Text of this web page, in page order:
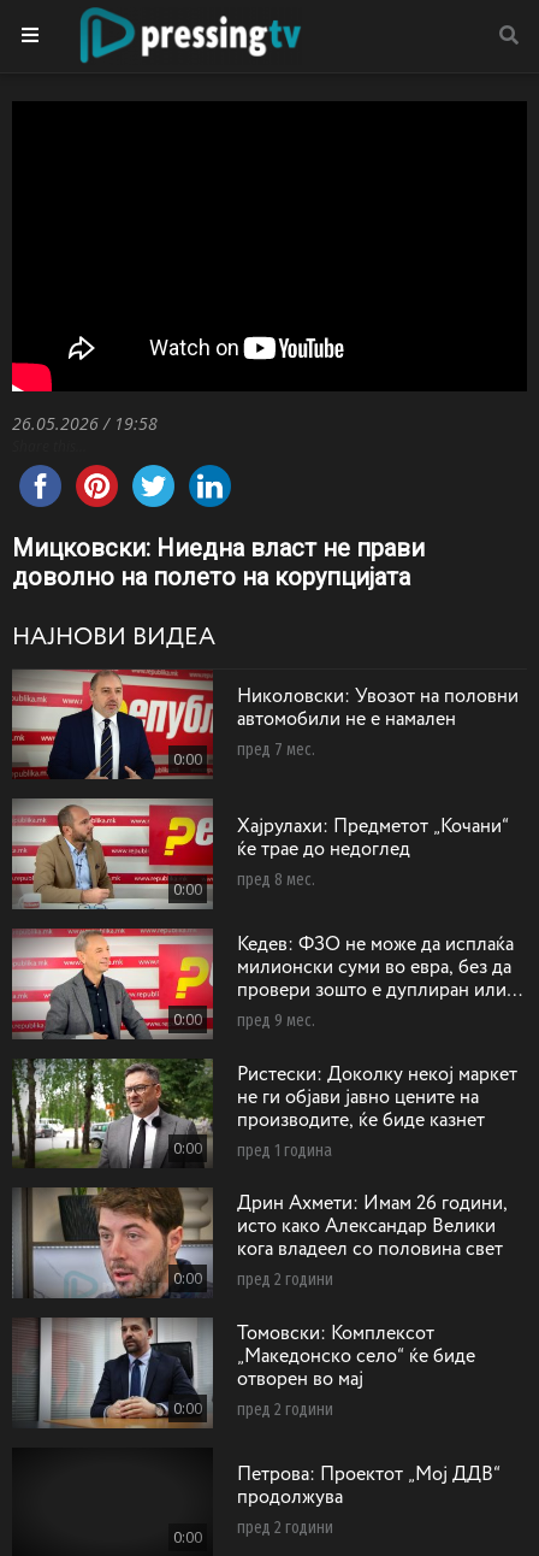
26.05.2026 / 19:58
Мицковски: Ниедна власт не прави
доволно на полето на корупцијата
НАЈНОВИ ВИДЕА
0:00
Николовски: Увозот на половни
автомобили не е намален
пред 7 мес.
0:00
Хајрулахи: Предметот „Кочани“
ќе трае до недоглед
пред 8 мес.
0:00
Кедев: ФЗО не може да исплаќа
милионски суми во евра, без да
провери зошто е дуплиран или
триплиран бројот на операции на
пред 9 мес.
0:00
Ристески: Доколку некој маркет
не ги објави јавно цените на
производите, ќе биде казнет
пред 1 година
0:00
Дрин Ахмети: Имам 26 години,
исто како Александар Велики
кога владеел со половина свет
пред 2 години
0:00
Toмовски: Koмплексот
„Македонско село“ ќе биде
отворен во мај
пред 2 години
0:00
Петрова: Проектот „Мој ДДВ“
продолжува
пред 2 години